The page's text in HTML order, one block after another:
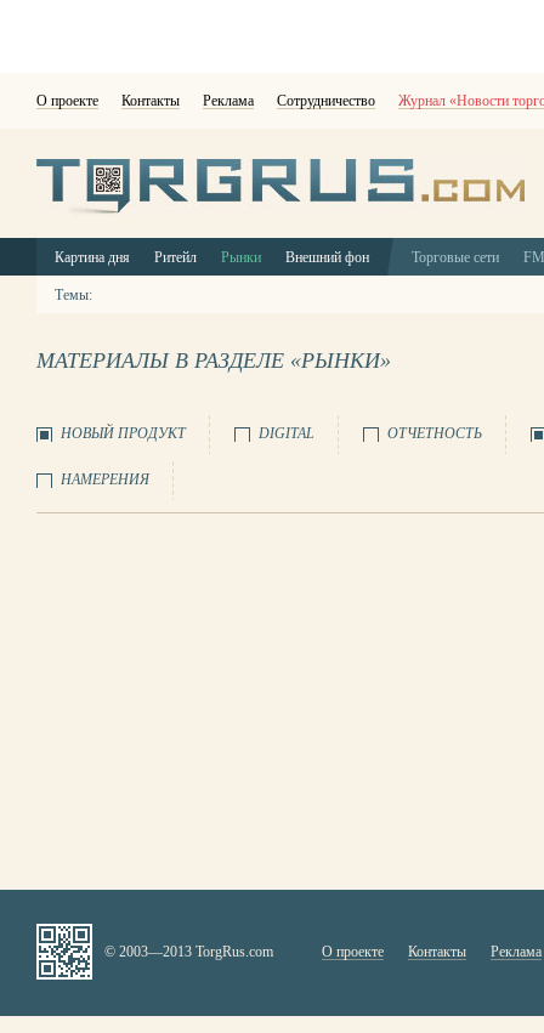
О проекте Контакты Реклама Сотрудничество Журнал «Новости
Картина дня Ритейл Рынки Внешний фон Торговые сети
Темы:
МАТЕРИАЛЫ В РАЗДЕЛЕ «РЫНКИ»
НОВЫЙ ПРОДУКТ DIGITAL ОТЧЕТНОСТЬ
НАМЕРЕНИЯ
© 2003—2013 TorgRus.com О проекте Контакты Реклама